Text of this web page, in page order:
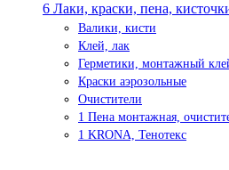
6 Лаки, краски, пена,
Валики, кисти
Клей, лак
Герметики, монтажный
Краски аэрозольные
Очистители
1 Пена монтажная,
1 KRONA, Тенотекс